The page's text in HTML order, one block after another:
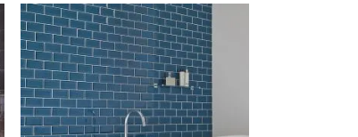
con
3.00de
5